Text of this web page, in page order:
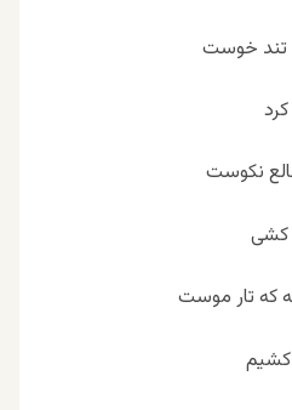
تند خوست
نکوست
کشی
که تار موست
کشیم